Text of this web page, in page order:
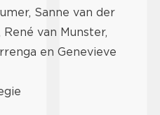
Sanne van der
van Munster,
en Genevieve